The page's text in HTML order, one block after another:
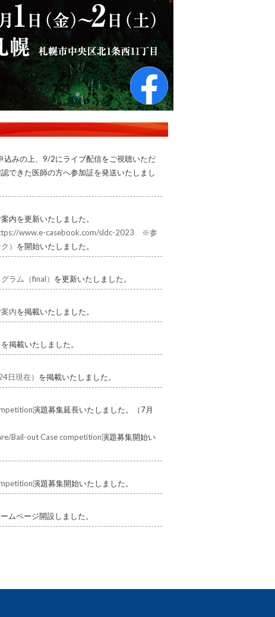
込みの上、9/2にライブ配信をご視聴いただ
できた医師の方へ参加証を発送いたしまし
内を更新いたしました。
www.e-casebook.com/sldc-2023 ※参
） を開始いたしました。
ラム（final） を更新いたしました。
内を掲載いたしました。
を掲載いたしました。
日現在） を掲載いたしました。
演題募集延長いたしました。（7月
Bail-out Case competition演題募集開始い
演題募集開始いたしました。
ムページ開設しました。